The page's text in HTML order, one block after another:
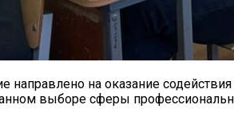
направлено на оказание
выборе сферы